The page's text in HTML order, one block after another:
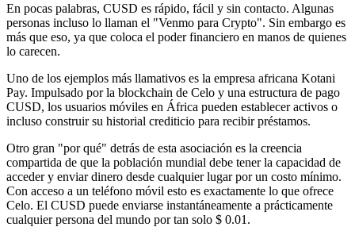
En pocas palabras, CUSD es rápido, fácil y sin contacto. Algunas
personas incluso lo llaman el "Venmo para Crypto". Sin embargo es
más que eso, ya que coloca el poder financiero en manos de quienes
lo carecen.
Uno de los ejemplos más llamativos es la empresa africana Kotani
Pay. Impulsado por la blockchain de Celo y una estructura de pago
CUSD, los usuarios móviles en África pueden establecer activos o
incluso construir su historial crediticio para recibir préstamos.
Otro gran "por qué" detrás de esta asociación es la creencia
compartida de que la población mundial debe tener la capacidad de
acceder y enviar dinero desde cualquier lugar por un costo mínimo.
Con acceso a un teléfono móvil esto es exactamente lo que ofrece
Celo. El CUSD puede enviarse instantáneamente a prácticamente
cualquier persona del mundo por tan solo $ 0.01.